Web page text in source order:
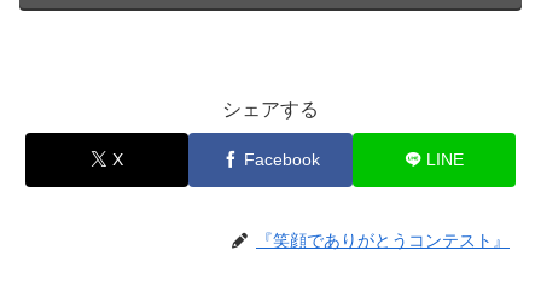
シェアする
X Facebook LINE
『笑顔でありがとうコンテスト』